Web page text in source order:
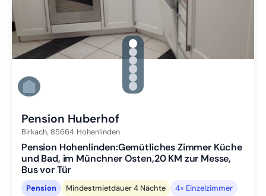
gallery.slide_selector
Zu Slide 1 wechseln
Zu Slide 2 wechseln
Zu Slide 3 wechseln
Zu Slide 4 wechseln
Zu Slide 5 wechseln
Zu Slide 6 wechseln
Pension Huberhof
Birkach, 85664 Hohenlinden
Pension Hohenlinden:Gemütliches Zimmer Küche
und Bad, im Münchner Osten,20 KM zur Messe,
Bus vor Tür
Pension Mindestmietdauer 4 Nächte
4× Einzelzimmer